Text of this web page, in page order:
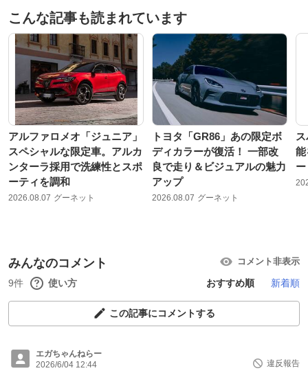
こんな記事も読まれています
アルファロメオ「ジュニア」
スペシャルな限定車。アルカ
ンターラ採用で洗練性とスポ
ーティを調和
2026.08.07 グーネット
トヨタ「GR86」あの限定ボ
ディカラーが復活！ 一部改
良で走り＆ビジュアルの魅力
アップ
2026.08.07 グーネット
能
みんなのコメント コメント非表示
9件 使い方 おすすめ順 新着順
この記事にコメントする
エガちゃんねらー
2026/6/04 12:44
違反報告